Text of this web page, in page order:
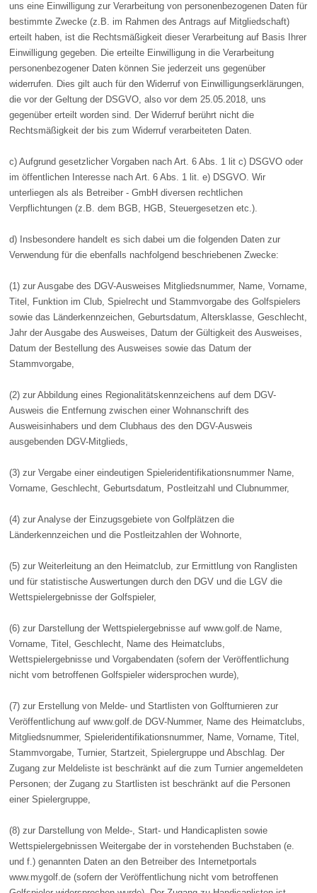
uns eine Einwilligung zur Verarbeitung von personenbezogenen Daten für
bestimmte Zwecke (z.B. im Rahmen des Antrags auf Mitgliedschaft)
erteilt haben, ist die Rechtsmäßigkeit dieser Verarbeitung auf Basis Ihrer
Einwilligung gegeben. Die erteilte Einwilligung in die Verarbeitung
personenbezogener Daten können Sie jederzeit uns gegenüber
widerrufen. Dies gilt auch für den Widerruf von Einwilligungserklärungen,
die vor der Geltung der DSGVO, also vor dem 25.05.2018, uns
gegenüber erteilt worden sind. Der Widerruf berührt nicht die
Rechtsmäßigkeit der bis zum Widerruf verarbeiteten Daten.
c) Aufgrund gesetzlicher Vorgaben nach Art. 6 Abs. 1 lit c) DSGVO oder
im öffentlichen Interesse nach Art. 6 Abs. 1 lit. e) DSGVO. Wir
unterliegen als als Betreiber - GmbH diversen rechtlichen
Verpflichtungen (z.B. dem BGB, HGB, Steuergesetzen etc.).
d) Insbesondere handelt es sich dabei um die folgenden Daten zur
Verwendung für die ebenfalls nachfolgend beschriebenen Zwecke:
(1) zur Ausgabe des DGV-Ausweises Mitgliedsnummer, Name, Vorname,
Titel, Funktion im Club, Spielrecht und Stammvorgabe des Golfspielers
sowie das Länderkennzeichen, Geburtsdatum, Altersklasse, Geschlecht,
Jahr der Ausgabe des Ausweises, Datum der Gültigkeit des Ausweises,
Datum der Bestellung des Ausweises sowie das Datum der
Stammvorgabe,
(2) zur Abbildung eines Regionalitätskennzeichens auf dem DGV-
Ausweis die Entfernung zwischen einer Wohnanschrift des
Ausweisinhabers und dem Clubhaus des den DGV-Ausweis
ausgebenden DGV-Mitglieds,
(3) zur Vergabe einer eindeutigen Spieleridentifikationsnummer Name,
Vorname, Geschlecht, Geburtsdatum, Postleitzahl und Clubnummer,
(4) zur Analyse der Einzugsgebiete von Golfplätzen die
Länderkennzeichen und die Postleitzahlen der Wohnorte,
(5) zur Weiterleitung an den Heimatclub, zur Ermittlung von Ranglisten
und für statistische Auswertungen durch den DGV und die LGV die
Wettspielergebnisse der Golfspieler,
(6) zur Darstellung der Wettspielergebnisse auf www.golf.de Name,
Vorname, Titel, Geschlecht, Name des Heimatclubs,
Wettspielergebnisse und Vorgabendaten (sofern der Veröffentlichung
nicht vom betroffenen Golfspieler widersprochen wurde),
(7) zur Erstellung von Melde- und Startlisten von Golfturnieren zur
Veröffentlichung auf www.golf.de DGV-Nummer, Name des Heimatclubs,
Mitgliedsnummer, Spieleridentifikationsnummer, Name, Vorname, Titel,
Stammvorgabe, Turnier, Startzeit, Spielergruppe und Abschlag. Der
Zugang zur Meldeliste ist beschränkt auf die zum Turnier angemeldeten
Personen; der Zugang zu Startlisten ist beschränkt auf die Personen
einer Spielergruppe,
(8) zur Darstellung von Melde-, Start- und Handicaplisten sowie
Wettspielergebnissen Weitergabe der in vorstehenden Buchstaben (e.
und f.) genannten Daten an den Betreiber des Internetportals
www.mygolf.de (sofern der Veröffentlichung nicht vom betroffenen